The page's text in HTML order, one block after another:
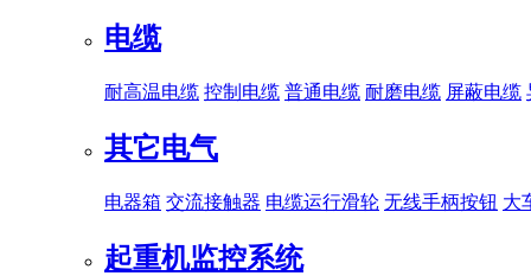
电缆
耐高温电缆 控制电缆 普通电缆 耐磨电缆 屏蔽电缆
其它电气
电器箱 交流接触器 电缆运行滑轮 无线手柄按钮 大
起重机监控系统